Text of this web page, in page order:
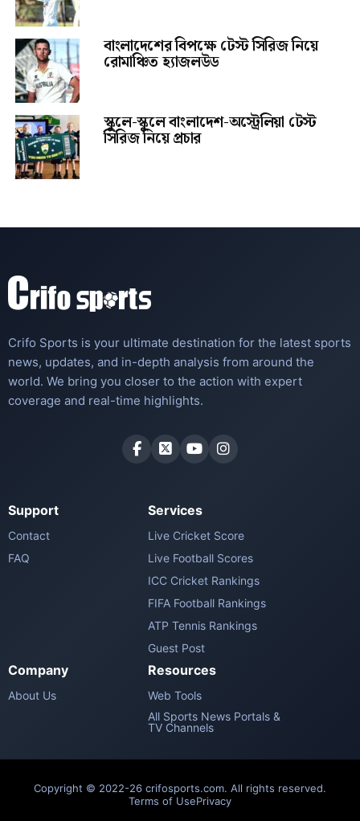
বাংলাদেশের বিপক্ষে টেস্ট সিরিজ নিয়ে
রোমাঞ্চিত হ্যাজলউড
স্কুলে-স্কুলে বাংলাদেশ-অস্ট্রেলিয়া টেস্ট
সিরিজ নিয়ে প্রচার
Crifo Sports is your ultimate destination for the latest sports
news, updates, and in-depth analysis from around the
world. We bring you closer to the action with expert
coverage and real-time highlights.
Support
Contact
FAQ
Services
Live Cricket Score
Live Football Scores
ICC Cricket Rankings
FIFA Football Rankings
ATP Tennis Rankings
Guest Post
Company
About Us
Resources
Web Tools
All Sports News Portals &
TV Channels
Copyright © 2022-26 crifosports.com. All rights reserved.
Terms of UsePrivacy